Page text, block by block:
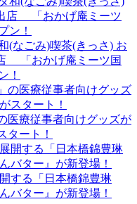
(なごみ)喫茶(きっさ) お
「おかげ庵ミーツ国
！
医療従事者向けグッズが
タート！
する「日本橋錦豊琳
バター』が新登場！